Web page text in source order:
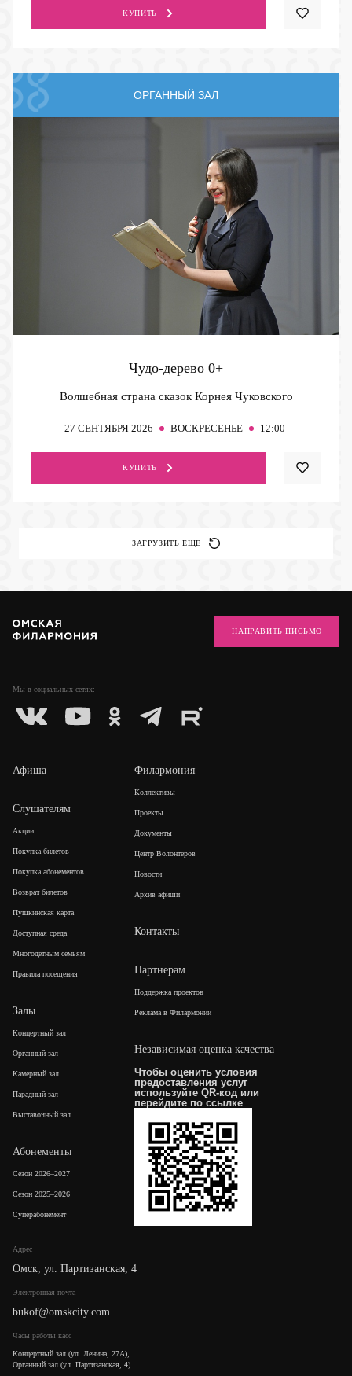
КУПИТЬ
ОРГАННЫЙ ЗАЛ
Чудо-дерево 0+
Волшебная страна сказок Корнея Чуковского
27 СЕНТЯБРЯ 2026 ВОСКРЕСЕНЬЕ 12:00
КУПИТЬ
ЗАГРУЗИТЬ ЕЩЕ
Мы в социальных сетях:
НАПРАВИТЬ ПИСЬМО
Адрес
Омск, ул. Партизанская, 4
Электронная почта
bukof@omskcity.com
Часы работы касс
Концертный зал (ул. Ленина, 27А),
Органный зал (ул. Партизанская, 4)
Афиша
Слушателям
Акции
Покупка билетов
Покупка абонементов
Возврат билетов
Пушкинская карта
Доступная среда
Многодетным семьям
Правила посещения
Залы
Концертный зал
Органный зал
Камерный зал
Парадный зал
Выставочный зал
Абонементы
Сезон 2026–2027
Сезон 2025–2026
Суперабонемент
Филармония
Коллективы
Проекты
Документы
Центр Волонтеров
Новости
Архив афиши
Контакты
Партнерам
Поддержка проектов
Реклама в Филармонии
Независимая оценка качества
Чтобы оценить условия
предоставления услуг
используйте QR-код или
перейдите поссылке